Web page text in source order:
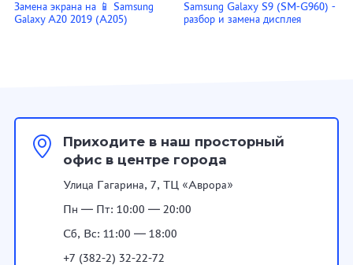
Замена экрана на 📱 Samsung
Galaxy A20 2019 (A205)
Samsung Galaxy S9 (SM-G960) -
разбор и замена дисплея
Приходите в наш просторный
офис в центре города
Улица Гагарина, 7, ТЦ «Аврора»
Пн — Пт: 10:00 — 20:00
Сб, Вс: 11:00 — 18:00
+7 (382-2) 32-22-72